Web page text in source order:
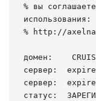
% вы
использования:
% http://
домен:
сервер:
сервер:
статус: